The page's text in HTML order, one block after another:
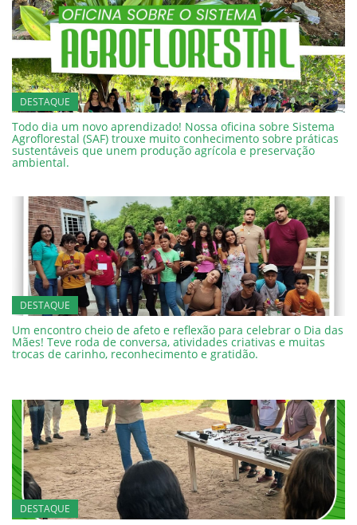
DESTAQUE
Todo dia um novo aprendizado! Nossa oficina sobre Sistema
Agroflorestal (SAF) trouxe muito conhecimento sobre práticas
sustentáveis que unem produção agrícola e preservação
ambiental.
DESTAQUE
Um encontro cheio de afeto e reflexão para celebrar o Dia das
Mães! Teve roda de conversa, atividades criativas e muitas
trocas de carinho, reconhecimento e gratidão.
DESTAQUE